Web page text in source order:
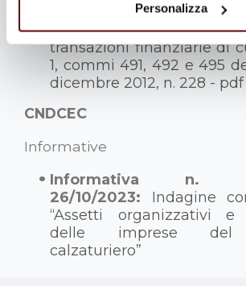
Personalizza
tributo per l’utilizzo in
tramite modello F24,
transazioni finanziarie di
1, commi 491, 492 e 495
dicembre 2012, n. 228 - pdf
CNDCEC
Informative
Informativa n.
26/10/2023: Indagine
“Assetti organizzativi e
delle imprese del
calzaturiero”